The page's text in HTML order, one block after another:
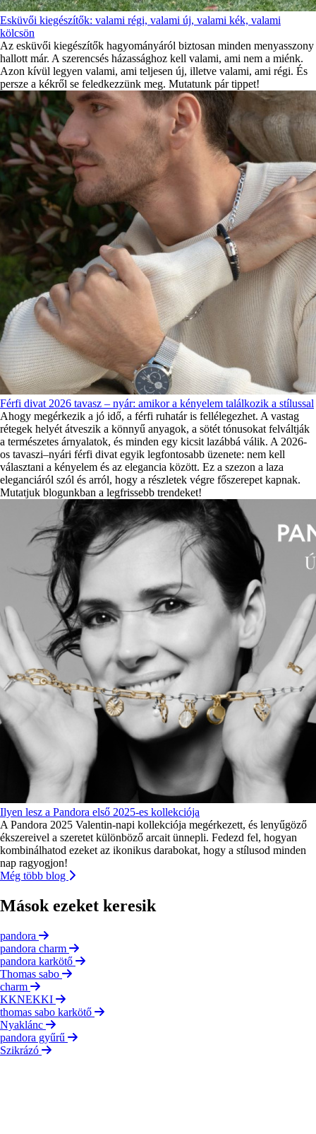
Esküvői kiegészítők: valami régi, valami új, valami kék, valami
kölcsön
Az esküvői kiegészítők hagyományáról biztosan minden menyasszony
hallott már. A szerencsés házassághoz kell valami, ami nem a miénk.
Azon kívül legyen valami, ami teljesen új, illetve valami, ami régi. És
persze a kékről se feledkezzünk meg. Mutatunk pár tippet!
Férfi divat 2026 tavasz – nyár: amikor a kényelem találkozik a stílussal
Ahogy megérkezik a jó idő, a férfi ruhatár is fellélegezhet. A vastag
rétegek helyét átveszik a könnyű anyagok, a sötét tónusokat felváltják
a természetes árnyalatok, és minden egy kicsit lazábbá válik. A 2026-
os tavaszi–nyári férfi divat egyik legfontosabb üzenete: nem kell
választani a kényelem és az elegancia között. Ez a szezon a laza
eleganciáról szól és arról, hogy a részletek végre főszerepet kapnak.
Mutatjuk blogunkban a legfrissebb trendeket!
Ilyen lesz a Pandora első 2025-es kollekciója
A Pandora 2025 Valentin-napi kollekciója megérkezett, és lenyűgöző
ékszereivel a szeretet különböző arcait ünnepli. Fedezd fel, hogyan
kombinálhatod ezeket az ikonikus darabokat, hogy a stílusod minden
nap ragyogjon!
Még több blog
Mások ezeket keresik
pandora
pandora charm
pandora karkötő
Thomas sabo
charm
KKNEKKI
thomas sabo karkötő
Nyaklánc
pandora gyűrű
Szikrázó